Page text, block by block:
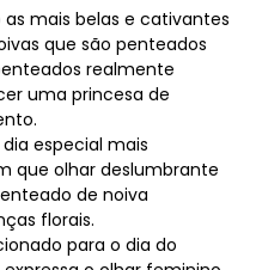
mais belas e cativantes
que são penteados
realmente
uma princesa de
especial mais
que olhar deslumbrante
de noiva
florais.
para o dia do